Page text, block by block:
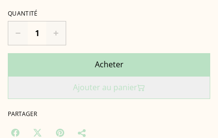
QUANTITÉ
Acheter
Ajouter au panier
PARTAGER